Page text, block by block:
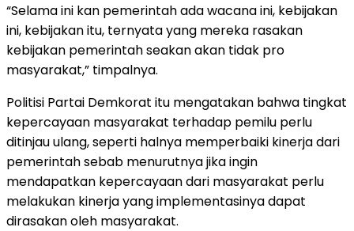
“Selama ini kan pemerintah ada wacana ini, kebijakan
ini, kebijakan itu, ternyata yang mereka rasakan
kebijakan pemerintah seakan akan tidak pro
masyarakat,” timpalnya.
Politisi Partai Demkorat itu mengatakan bahwa tingkat
kepercayaan masyarakat terhadap pemilu perlu
ditinjau ulang, seperti halnya memperbaiki kinerja dari
pemerintah sebab menurutnya jika ingin
mendapatkan kepercayaan dari masyarakat perlu
melakukan kinerja yang implementasinya dapat
dirasakan oleh masyarakat.